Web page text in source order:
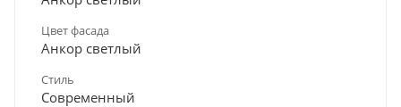
Цвет фасада
Анкор светлый
Стиль
Современный